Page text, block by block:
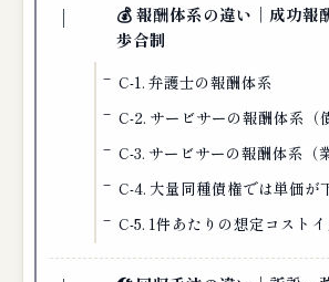
💰 報酬体系の違い｜成功報
歩合制
C-1. 弁護士の報酬体系
C-2. サービサーの報酬体系（
C-3. サービサーの報酬体系（
C-4. 大量同種債権では単価が
C-5. 1件あたりの想定コスト